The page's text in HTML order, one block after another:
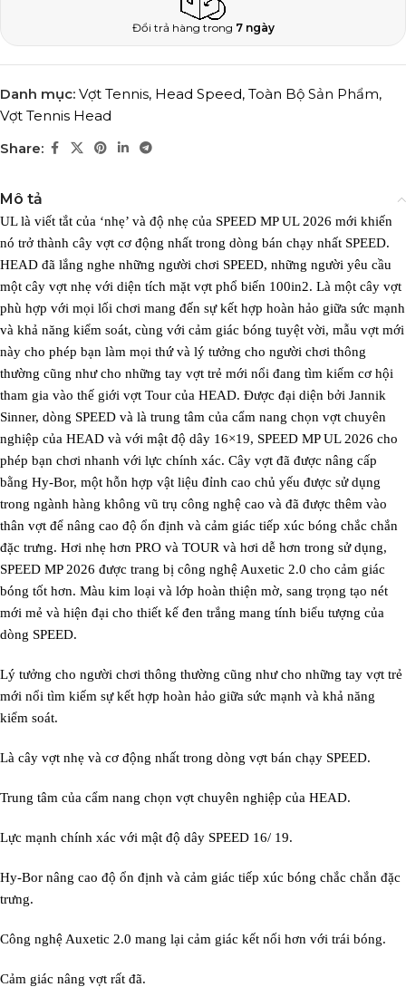
Đổi trả hàng trong 7 ngày
Danh mục: Vợt Tennis, Head Speed, Toàn Bộ Sản Phẩm,
Vợt Tennis Head
Share:
Mô tả
UL là viết tắt của ‘nhẹ’ và độ nhẹ của SPEED MP UL 2026 mới khiến
nó trở thành cây vợt cơ động nhất trong dòng bán chạy nhất SPEED.
HEAD đã lắng nghe những người chơi SPEED, những người yêu cầu
một cây vợt nhẹ với diện tích mặt vợt phổ biến 100in2. Là một cây vợt
phù hợp với mọi lối chơi mang đến sự kết hợp hoàn hảo giữa sức mạnh
và khả năng kiểm soát, cùng với cảm giác bóng tuyệt vời, mẫu vợt mới
này cho phép bạn làm mọi thứ và lý tưởng cho người chơi thông
thường cũng như cho những tay vợt trẻ mới nổi đang tìm kiếm cơ hội
tham gia vào thế giới vợt Tour của HEAD. Được đại diện bởi Jannik
Sinner, dòng SPEED và là trung tâm của cẩm nang chọn vợt chuyên
nghiệp của HEAD và với mật độ dây 16×19, SPEED MP UL 2026 cho
phép bạn chơi nhanh với lực chính xác. Cây vợt đã được nâng cấp
bằng Hy-Bor, một hỗn hợp vật liệu đỉnh cao chủ yếu được sử dụng
trong ngành hàng không vũ trụ công nghệ cao và đã được thêm vào
thân vợt để nâng cao độ ổn định và cảm giác tiếp xúc bóng chắc chắn
đặc trưng. Hơi nhẹ hơn PRO và TOUR và hơi dễ hơn trong sử dụng,
SPEED MP 2026 được trang bị công nghệ Auxetic 2.0 cho cảm giác
bóng tốt hơn. Màu kim loại và lớp hoàn thiện mờ, sang trọng tạo nét
mới mẻ và hiện đại cho thiết kế đen trắng mang tính biểu tượng của
dòng SPEED.
Lý tưởng cho người chơi thông thường cũng như cho những tay vợt trẻ
mới nổi tìm kiếm sự kết hợp hoàn hảo giữa sức mạnh và khả năng
kiểm soát.
Là cây vợt nhẹ và cơ động nhất trong dòng vợt bán chạy SPEED.
Trung tâm của cẩm nang chọn vợt chuyên nghiệp của HEAD.
Lực mạnh chính xác với mật độ dây SPEED 16/ 19.
Hy-Bor nâng cao độ ổn định và cảm giác tiếp xúc bóng chắc chắn đặc
trưng.
Công nghệ Auxetic 2.0 mang lại cảm giác kết nối hơn với trái bóng.
Cảm giác nâng vợt rất đã.